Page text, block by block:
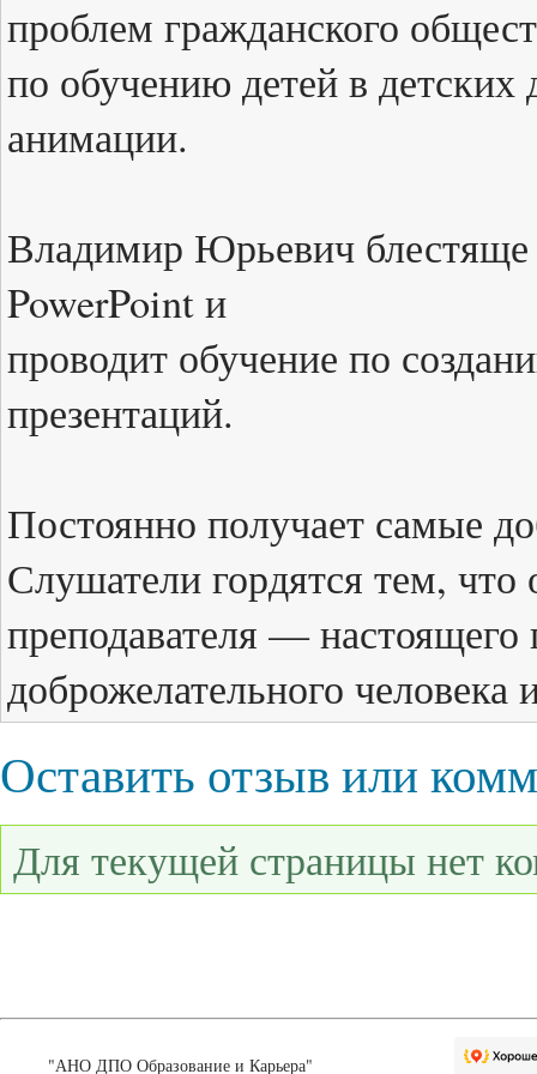
проблем гражданского
по обучению детей в
анимации.
Владимир Юрьевич
PowerPoint и
проводит обучение по
презентаций.
Постоянно получает самые
Слушатели гордятся тем, что
преподавателя — настоящего
доброжелательного человека
Оставить отзыв или
Для текущей страницы нет
"АНО ДПО Образование и Карьера"